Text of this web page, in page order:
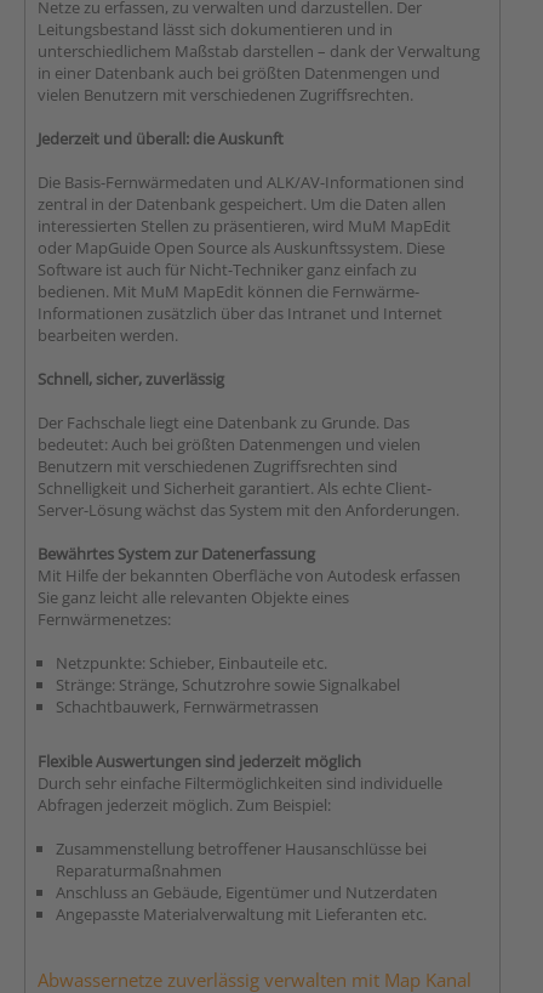
Netze zu erfassen, zu verwalten und darzustellen. Der
Leitungsbestand lässt sich dokumentieren und in
unterschiedlichem Maßstab darstellen – dank der Verwaltung
in einer Datenbank auch bei größten Datenmengen und
vielen Benutzern mit verschiedenen Zugriffsrechten.
Jederzeit und überall: die Auskunft
Die Basis-Fernwärmedaten und ALK/AV-Informationen sind
zentral in der Datenbank gespeichert. Um die Daten allen
interessierten Stellen zu präsentieren, wird MuM MapEdit
oder MapGuide Open Source als Auskunftssystem. Diese
Software ist auch für Nicht-Techniker ganz einfach zu
bedienen. Mit MuM MapEdit können die Fernwärme-
Informationen zusätzlich über das Intranet und Internet
bearbeiten werden.
Schnell, sicher, zuverlässig
Der Fachschale liegt eine Datenbank zu Grunde. Das
bedeutet: Auch bei größten Datenmengen und vielen
Benutzern mit verschiedenen Zugriffsrechten sind
Schnelligkeit und Sicherheit garantiert. Als echte Client-
Server-Lösung wächst das System mit den Anforderungen.
Bewährtes System zur Datenerfassung
Mit Hilfe der bekannten Oberfläche von Autodesk erfassen
Sie ganz leicht alle relevanten Objekte eines
Fernwärmenetzes:
Netzpunkte: Schieber, Einbauteile etc.
Stränge: Stränge, Schutzrohre sowie Signalkabel
Schachtbauwerk, Fernwärmetrassen
Flexible Auswertungen sind jederzeit möglich
Durch sehr einfache Filtermöglichkeiten sind individuelle
Abfragen jederzeit möglich. Zum Beispiel:
Zusammenstellung betroffener Hausanschlüsse bei
Reparaturmaßnahmen
Anschluss an Gebäude, Eigentümer und Nutzerdaten
Angepasste Materialverwaltung mit Lieferanten etc.
Abwassernetze zuverlässig verwalten mit Map Kanal